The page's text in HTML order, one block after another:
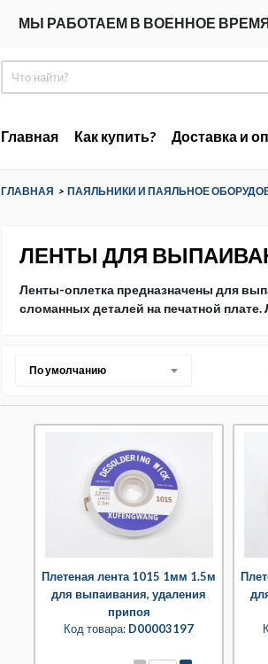
МЫ РАБОТАЕМ В ВОЕННОЕ
Главная Как купить? Доставка и
ГЛАВНАЯ > ПАЯЛЬНИКИ И ПАЯЛЬНОЕ
ЛЕНТЫ ДЛЯ
Ленты-оплетка предназначены для
сломанных деталей на печатной
По умолчанию
Плетеная лента 1015 1мм 1.5м
для выпаивания, удаления
припоя
Код товара: D00003197